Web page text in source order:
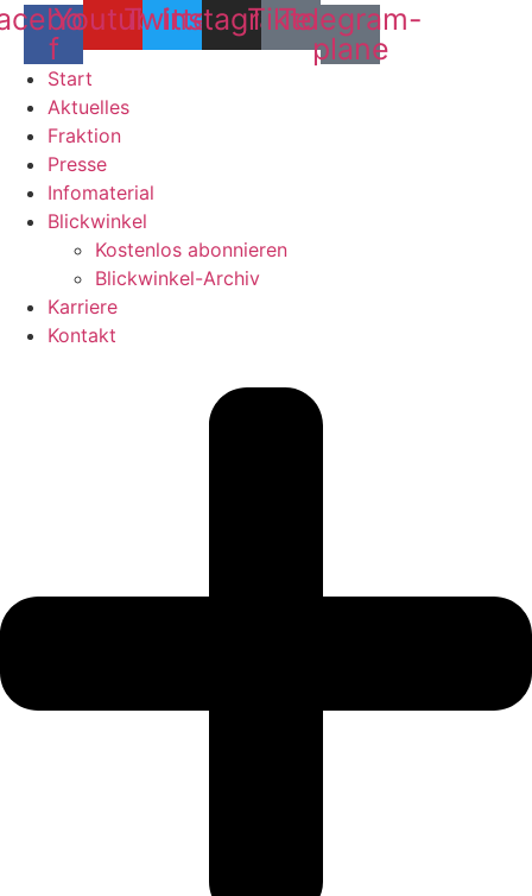
f
YoutubeTwitter
Instagram
Tiktok
Telegram-
plane
Start
Aktuelles
Fraktion
Presse
Infomaterial
Blickwinkel
Kostenlos abonnieren
Blickwinkel-Archiv
Karriere
Kontakt